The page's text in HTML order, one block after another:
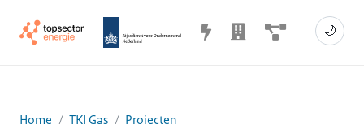
🌙
Home TKI Gas
Projecten